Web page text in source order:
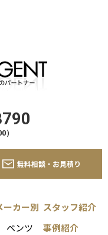
）
無料相談・お見積り
ーカー別
ベンツ
スタッフ紹介
事例紹介